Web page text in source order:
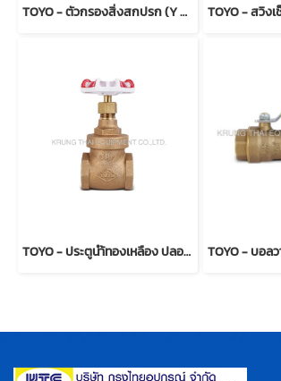
TOYO - ตัวกรองสิ่งสกปรก (Y Strainer) รุ่น PN16-BTE
TOYO - ประตูนำ้ทองเหลือง ปลอดสารตะกั่ว Model 206ALF